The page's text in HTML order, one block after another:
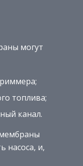
могут
топлива;
канал.
насоса, и,